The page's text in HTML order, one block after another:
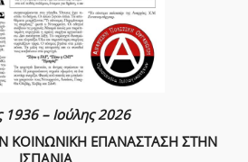
1936 – Ιούλης 2026
ΚΟΙΝΩΝΙΚΗ ΕΠΑΝΑΣΤΑΣΗ ΣΤΗΝ
ΙΣΠΑΝΙΑ